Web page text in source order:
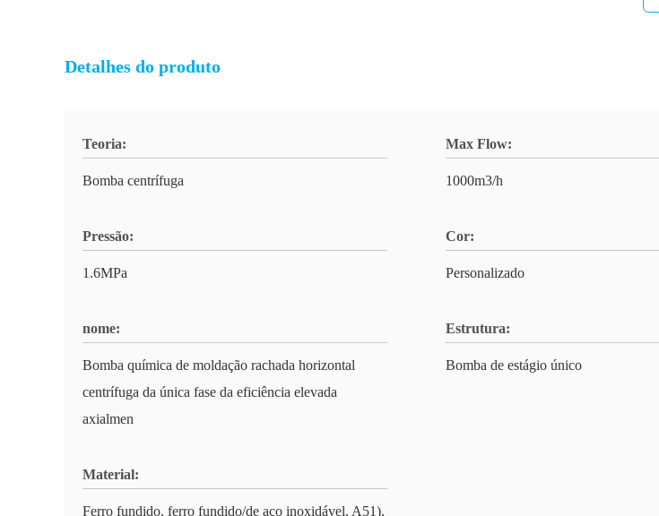
Detalhes do produto
Teoria:
Bomba centrífuga
Max Flow:
1000m3/h
Pressão:
1.6MPa
Cor:
Personalizado
nome:
Bomba química de moldação rachada horizontal
centrífuga da única fase da eficiência elevada
axialmen
Estrutura:
Bomba de estágio único
Material:
Ferro fundido, ferro fundido/de aço inoxidável, A51),